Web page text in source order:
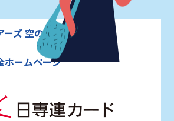
ーズ 空の時刻表
ホームページ